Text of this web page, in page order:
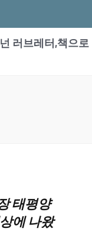
러브레터,책으로
태평양
에 나왔